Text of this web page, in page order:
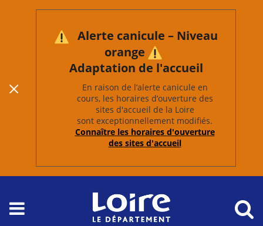
Alerte canicule – Niveau
orange
Adaptation de l'accueil
En raison de l’alerte canicule en
cours, les horaires d’ouverture des
sites d'accueil de la Loire
sont exceptionnellement modifiés.
Connaître les horaires d'ouverture
des sites d'accueil